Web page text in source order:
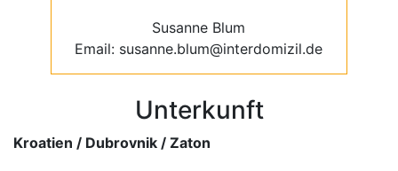
Susanne Blum
Email: susanne.blum@interdomizil.de
Unterkunft
Kroatien / Dubrovnik / Zaton